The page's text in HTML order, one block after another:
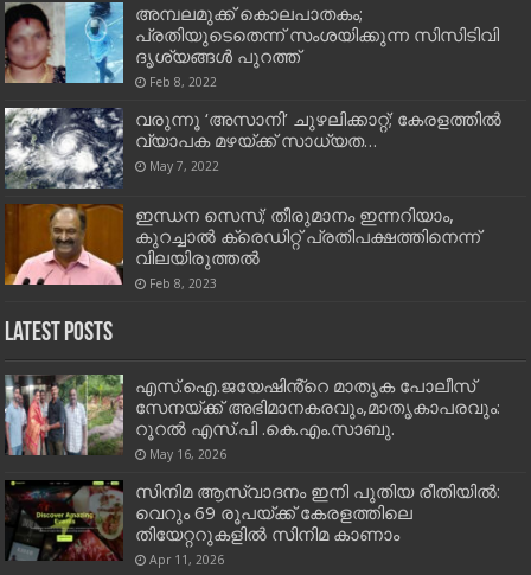
അമ്പലമുക്ക് കൊലപാതകം;
പ്രതിയുടെതെന്ന് സംശയിക്കുന്ന സിസിടിവി
ദൃശ്യങ്ങള്‍ പുറത്ത്
Feb 8, 2022
വരുന്നൂ ‘അസാനി’ ചുഴലിക്കാറ്റ്; കേരളത്തില്‍
വ്യാപക മഴയ്ക്ക് സാധ്യത…
May 7, 2022
ഇന്ധന സെസ്; തീരുമാനം ഇന്നറിയാം,
കുറച്ചാൽ ക്രെഡിറ്റ് പ്രതിപക്ഷത്തിനെന്ന്
വിലയിരുത്തൽ
Feb 8, 2023
Latest Posts
എസ്.ഐ.ജയേഷിൻ്റെ മാതൃക പോലീസ്
സേനയ്ക്ക് അഭിമാനകരവും,മാതൃകാപരവും:
റൂറൽ എസ്.പി .കെ.എം.സാബു.
May 16, 2026
സിനിമ ആസ്വാദനം ഇനി പുതിയ രീതിയിൽ:
വെറും 69 രൂപയ്ക്ക് കേരളത്തിലെ
തിയേറ്ററുകളിൽ സിനിമ കാണാം
Apr 11, 2026